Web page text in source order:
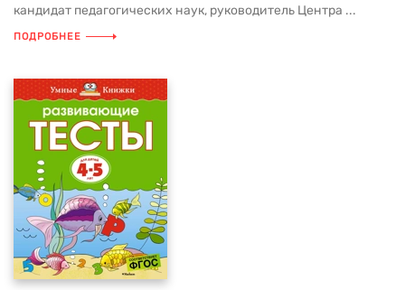
кандидат педагогических наук, руководитель Центра ...
ПОДРОБНЕЕ